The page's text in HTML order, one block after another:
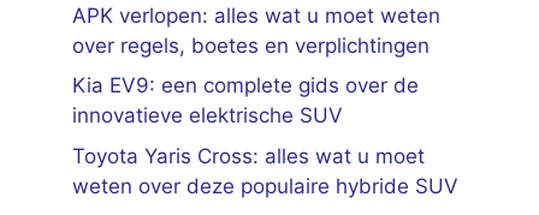
APK verlopen: alles wat u moet weten
over regels, boetes en verplichtingen
Kia EV9: een complete gids over de
innovatieve elektrische SUV
Toyota Yaris Cross: alles wat u moet
weten over deze populaire hybride SUV